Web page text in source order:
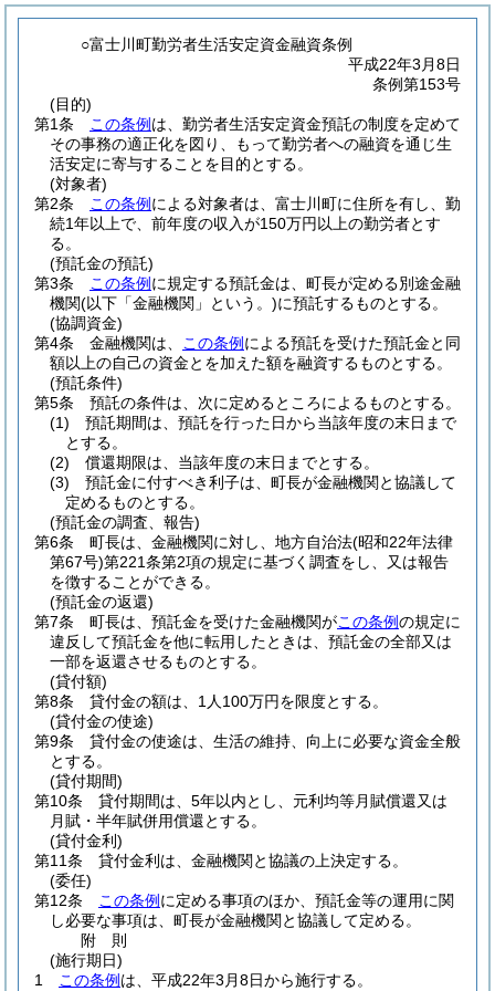
○富士川町勤労者生活安定資金融資条例
平成22年3月8日
条例第153号
(目的)
第1条
この条例 は、勤労者生活安定資金預託の制度を定めて
その事務の適正化を図り、もって勤労者への融資を通じ生
活安定に寄与することを目的とする。
(対象者)
第2条
この条例 による対象者は、富士川町に住所を有し、勤
続1年以上で、前年度の収入が150万円以上の勤労者とす
る。
(預託金の預託)
第3条
この条例 に規定する預託金は、町長が定める別途金融
機関(以下「金融機関」という。)に預託するものとする。
(協調資金)
第4条
金融機関は、 この条例 による預託を受けた預託金と同
額以上の自己の資金とを加えた額を融資するものとする。
(預託条件)
第5条
預託の条件は、次に定めるところによるものとする。
(1)
預託期間は、預託を行った日から当該年度の末日まで
とする。
(2)
償還期限は、当該年度の末日までとする。
(3)
預託金に付すべき利子は、町長が金融機関と協議して
定めるものとする。
(預託金の調査、報告)
第6条
町長は、金融機関に対し、地方自治法(昭和22年法律
第67号)第221条第2項の規定に基づく調査をし、又は報告
を徴することができる。
(預託金の返還)
第7条
町長は、預託金を受けた金融機関がこの条例の規定に
違反して預託金を他に転用したときは、預託金の全部又は
一部を返還させるものとする。
(貸付額)
第8条
貸付金の額は、1人100万円を限度とする。
(貸付金の使途)
第9条
貸付金の使途は、生活の維持、向上に必要な資金全般
とする。
(貸付期間)
第10条
貸付期間は、5年以内とし、元利均等月賦償還又は
月賦・半年賦併用償還とする。
(貸付金利)
第11条
貸付金利は、金融機関と協議の上決定する。
(委任)
第12条
この条例 に定める事項のほか、預託金等の運用に関
し必要な事項は、町長が金融機関と協議して定める。
附 則
(施行期日)
1
この条例 は、平成22年3月8日から施行する。